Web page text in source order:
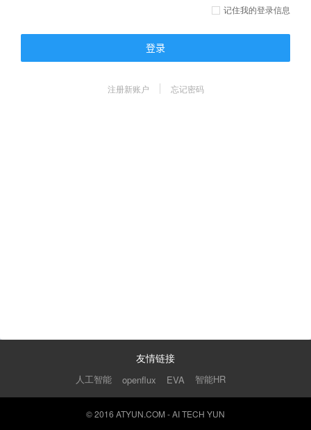
记住我的登录信息
登录
注册新账户 忘记密码
友情链接
人工智能 openflux EVA 智能HR
© 2016 ATYUN.COM - AI TECH YUN